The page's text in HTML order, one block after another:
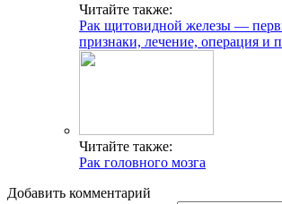
Читайте также:
Рак щитовидной железы —
признаки, лечение, операция и
Читайте также:
Рак головного мозга
Добавить комментарий